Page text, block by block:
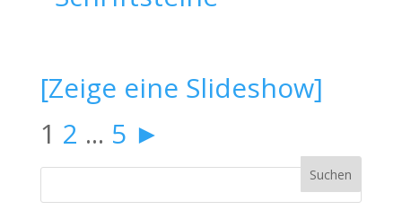
[Zeige eine Slideshow]
1 2 ... 5 ►